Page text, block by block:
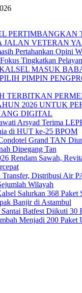
PERTIMBANGKAN
JALAN VETERAN
Pertahankan Opini
Tingkatkan
MASUK
PIMPIN
TERBITKAN
2026 UNTUK
DIGITAL
Arsyad Terima
di HUT ke-25 BPOM
Grand TAN
Dipegang Tan
Rendam Sawah,
Transfer, Distribusi Air
Wilayah
Salurkan 368 Paket
Banjir di Astambul
Batfest Diikuti 30
Menjadi 200 Paket